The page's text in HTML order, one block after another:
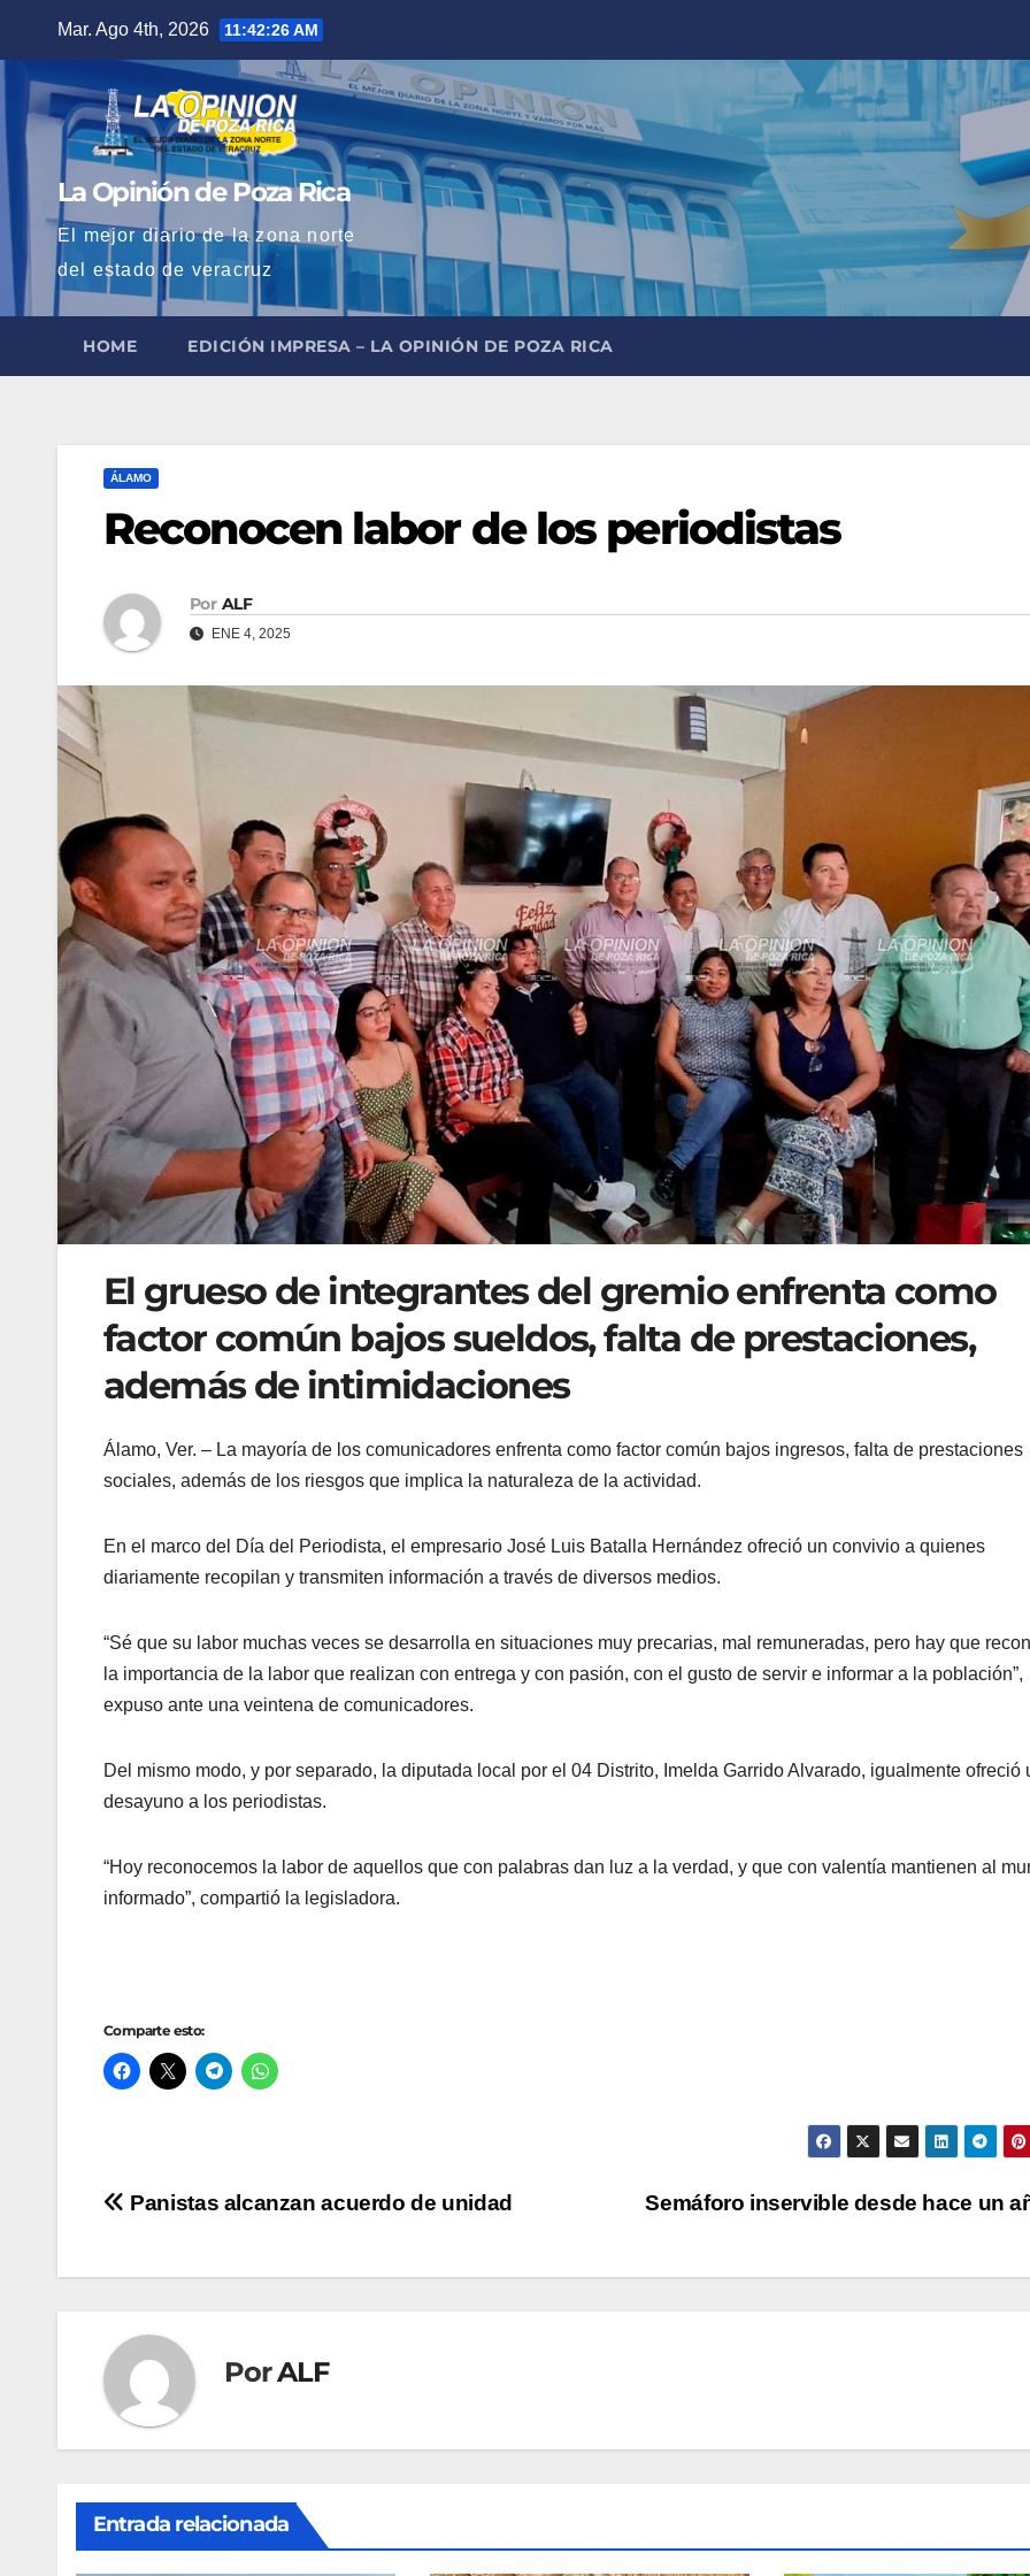
contenido
Mar. Ago 4th, 2026 11:42:28 AM
La Opinión de Poza Rica
El mejor diario de la zona norte
del estado de veracruz
HOME EDICIÓN IMPRESA – LA OPINIÓN DE POZA RICA
ÁLAMO
Reconocen labor de los periodistas
Por ALF
ENE 4, 2025
El grueso de integrantes del gremio enfrenta como
factor común bajos sueldos, falta de prestaciones,
además de intimidaciones
Álamo, Ver. – La mayoría de los comunicadores enfrenta como factor común bajos ingresos, falta de prestaciones
sociales, además de los riesgos que implica la naturaleza de la actividad.
En el marco del Día del Periodista, el empresario José Luis Batalla Hernández ofreció un convivio a quienes
diariamente recopilan y transmiten información a través de diversos medios.
“Sé que su labor muchas veces se desarrolla en situaciones muy precarias, mal remuneradas, pero hay que
la importancia de la labor que realizan con entrega y con pasión, con el gusto de servir e informar a la población”,
expuso ante una veintena de comunicadores.
Del mismo modo, y por separado, la diputada local por el 04 Distrito, Imelda Garrido Alvarado, igualmente ofreció
desayuno a los periodistas.
“Hoy reconocemos la labor de aquellos que con palabras dan luz a la verdad, y que con valentía mantienen al
informado”, compartió la legisladora.
Comparte esto:
Navegación
Semáforo inservible desde hace un
Panistas alcanzan acuerdo de unidad
PorALF
Entrada relacionada